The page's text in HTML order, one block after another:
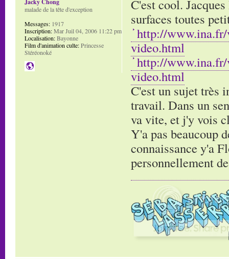
C'est cool.
surfaces toutes
http://www.ina.fr/
video.html
http://www.ina.fr/
video.html
C'est un sujet très
travail. Dans un
va vite, et j'y vois
Y'a pas beaucoup
connaissance y'a
personnellement
malade de la tête d'exception
Messages: 1917
Inscription:Mar Juil 04, 2006 11:22 pm
Localisation:Bayonne
Film d'animation culte:Princesse
Stéréonoké